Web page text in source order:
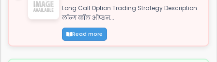
Long Call Option Trading Strategy Description
लॉन्ग कॉल ऑप्शन...
Read more